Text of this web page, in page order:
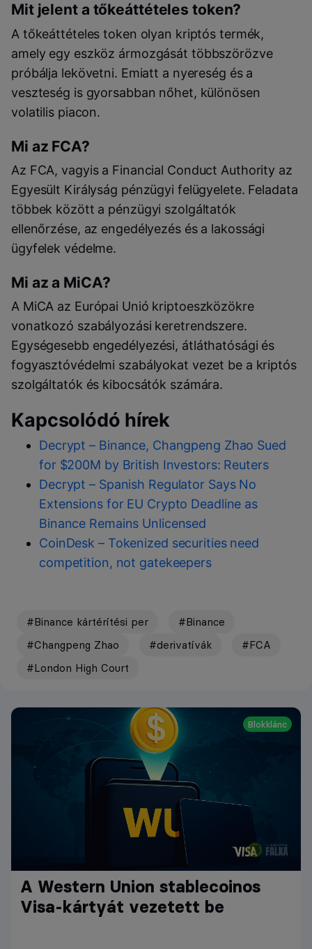
Mit jelent a tőkeáttételes token?
A tőkeáttételes token olyan kriptós termék,
amely egy eszköz ármozgását többszörözve
próbálja lekövetni. Emiatt a nyereség és a
veszteség is gyorsabban nőhet, különösen
volatilis piacon.
Mi az FCA?
Az FCA, vagyis a Financial Conduct Authority az
Egyesült Királyság pénzügyi felügyelete. Feladata
többek között a pénzügyi szolgáltatók
ellenőrzése, az engedélyezés és a lakossági
ügyfelek védelme.
Mi az a MiCA?
A MiCA az Európai Unió kriptoeszközökre
vonatkozó szabályozási keretrendszere.
Egységesebb engedélyezési, átláthatósági és
fogyasztóvédelmi szabályokat vezet be a kriptós
szolgáltatók és kibocsátók számára.
Kapcsolódó hírek
Decrypt – Binance, Changpeng Zhao Sued
for $200M by British Investors: Reuters
Decrypt – Spanish Regulator Says No
Extensions for EU Crypto Deadline as
Binance Remains Unlicensed
CoinDesk – Tokenized securities need
competition, not gatekeepers
#Binance kártérítési per
#Binance
#Changpeng Zhao
#derivatívák
#FCA
#London High Court
Blokklánc
A Western Union stablecoinos
Visa-kártyát vezetett be